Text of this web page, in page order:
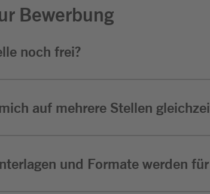
Bewerbung
noch frei?
auf mehrere Stellen
und Formate werden